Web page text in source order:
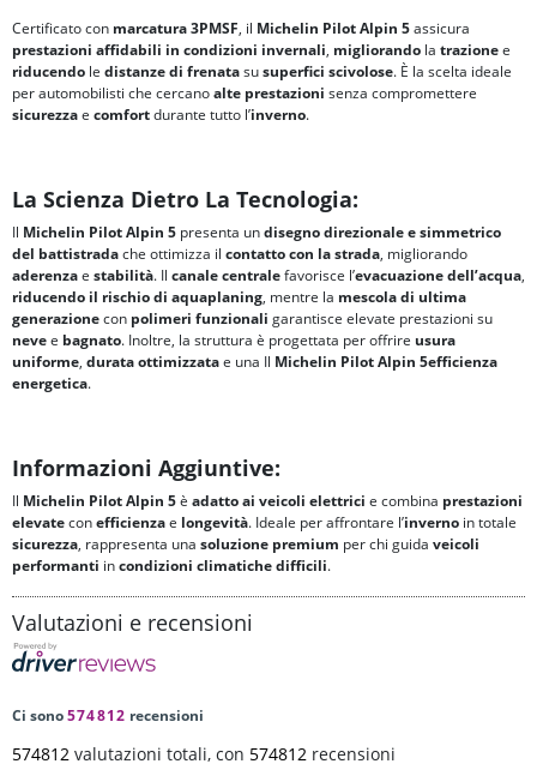
Certificato con marcatura3PMSF, il Michelin Pilot Alpin 5assicura
prestazioni affidabili in condizioni invernali, migliorando la trazionee
riducendo le distanze di frenatasusuperfici scivolose. È la scelta ideale
per automobilisti che cercanoalte prestazioni senza compromettere
sicurezzae comfortdurante tutto l’inverno.
La Scienza Dietro La Tecnologia:
Il Michelin Pilot Alpin 5 presenta undisegno direzionale e simmetrico
del battistradache ottimizza il contatto con la strada, migliorando
aderenzae stabilità. Il canale centralefavorisce l’evacuazione dell’acqua,
riducendo il rischio di aquaplaning, mentre la mescola di ultima
generazionecon polimeri funzionali garantisce elevate prestazioni su
nevee bagnato. Inoltre, la struttura è progettata per offrire usura
uniforme, durata ottimizzatae una Il Michelin Pilot Alpin 5efficienza
energetica.
Informazioni Aggiuntive:
Il Michelin Pilot Alpin 5è adatto ai veicoli elettrici e combina prestazioni
elevateconefficienzae longevità. Ideale per affrontare l’inverno in totale
sicurezza, rappresenta una soluzione premium per chi guida veicoli
performanti incondizioni climatiche difficili.
Valutazioni e recensioni
Ci sono574812 recensioni
574812 valutazioni totali, con 574812 recensioni